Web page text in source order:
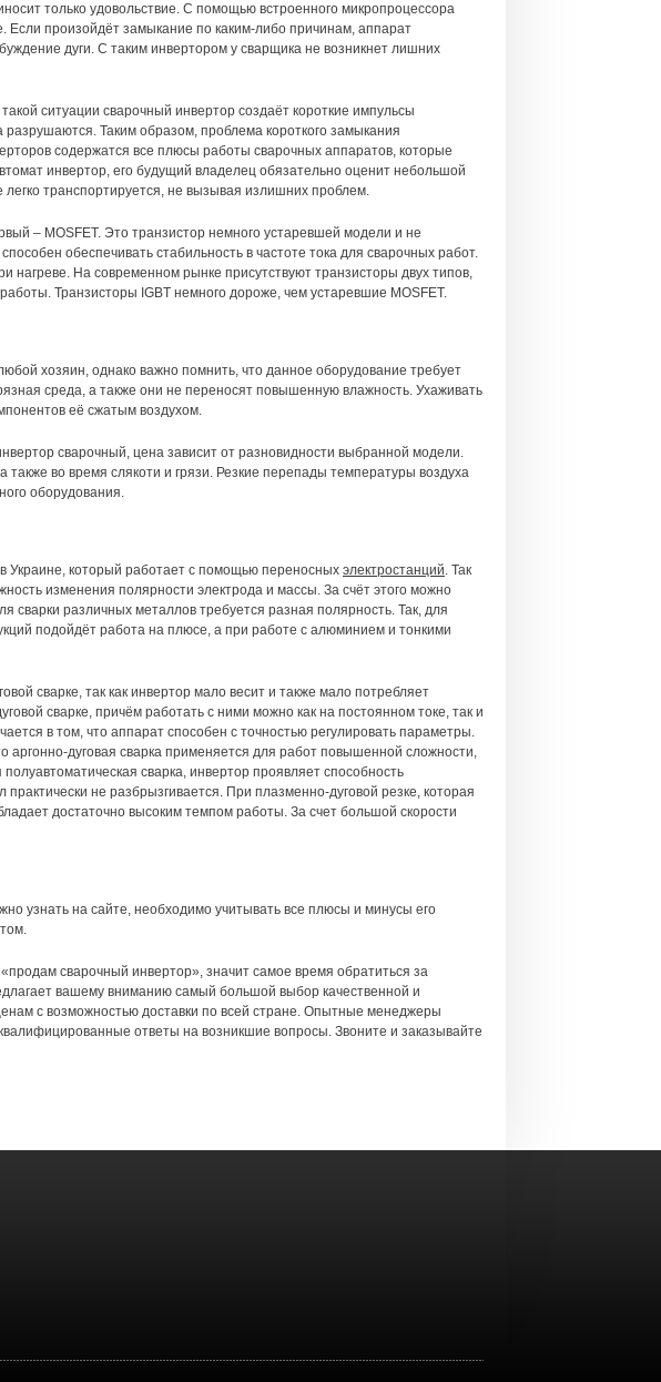
только удовольствие. С помощью встроенного микропроцессора
Если произойдёт замыкание по каким-либо причинам, аппарат
дуги. С таким инвертором у сварщика не возникнет лишних
ситуации сварочный инвертор создаёт короткие импульсы
Таким образом, проблема короткого замыкания
содержатся все плюсы работы сварочных аппаратов, которые
инвертор, его будущий владелец обязательно оценит небольшой
транспортируется, не вызывая излишних проблем.
– MOSFET. Это транзистор немного устаревшей модели и не
обеспечивать стабильность в частоте тока для сварочных работ.
нагреве. На современном рынке присутствуют транзисторы двух типов,
Транзисторы IGBT немного дороже, чем устаревшие MOSFET.
хозяин, однако важно помнить, что данное оборудование требует
среда, а также они не переносят повышенную влажность. Ухаживать
её сжатым воздухом.
сварочный, цена зависит от разновидности выбранной модели.
во время слякоти и грязи. Резкие перепады температуры воздуха
оборудования.
Украине, который работает с помощью переносных электростанций. Так
изменения полярности электрода и массы. За счёт этого можно
сварки различных металлов требуется разная полярность. Так, для
подойдёт работа на плюсе, а при работе с алюминием и тонкими
сварке, так как инвертор мало весит и также мало потребляет
сварке, причём работать с ними можно как на постоянном токе, так и
в том, что аппарат способен с точностью регулировать параметры.
аргонно-дуговая сварка применяется для работ повышенной сложности,
сварка, инвертор проявляет способность
не разбрызгивается. При плазменно-дуговой резке, которая
достаточно высоким темпом работы. За счет большой скорости
узнать на сайте, необходимо учитывать все плюсы и минусы его
сварочный инвертор», значит самое время обратиться за
вашему вниманию самый большой выбор качественной и
с возможностью доставки по всей стране. Опытные менеджеры
ответы на возникшие вопросы. Звоните и заказывайте